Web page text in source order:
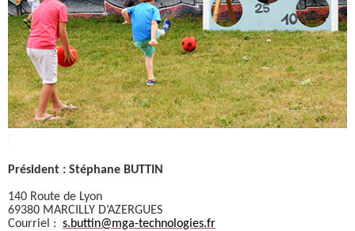
Président : Stéphane BUTTIN
140 Route de Lyon
69380 MARCILLY D’AZERGUES
Courriel : s.buttin@mga-technologies.fr